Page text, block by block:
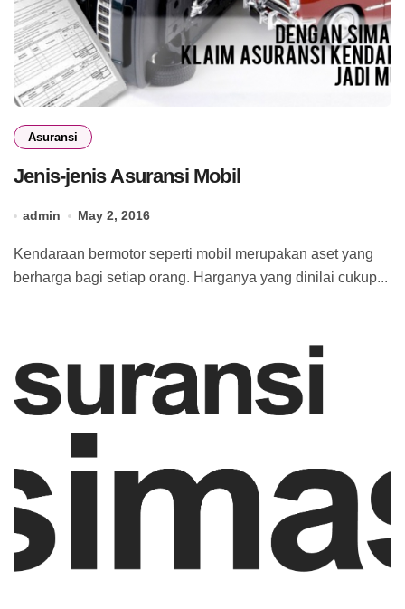
Asuransi
Jenis-jenis Asuransi Mobil
admin May 2, 2016
Kendaraan bermotor seperti mobil merupakan aset yang
berharga bagi setiap orang. Harganya yang dinilai cukup...